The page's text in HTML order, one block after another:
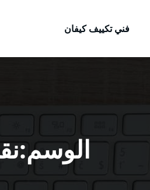
فني تكييف كيفان